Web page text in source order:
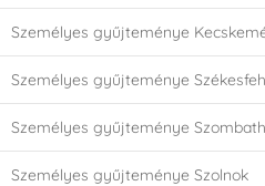
Személyes gyűjteménye
Személyes gyűjteménye
Személyes gyűjteménye
Személyes gyűjteménye Szolnok